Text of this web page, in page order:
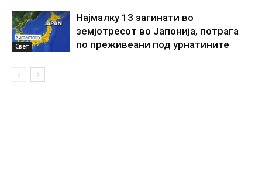
Свет
Најмалку 13 загинати во
земјотресот во Јапонија, потрага
по преживеани под урнатините